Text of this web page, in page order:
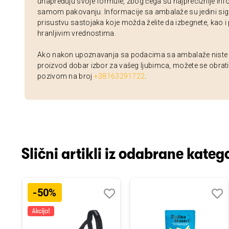
samom pakovanju. Informacije sa ambalaže su jedini
prisustvu sastojaka koje možda želite da izbegnete, kao
hranljivim vrednostima.
Ako nakon upoznavanja sa podacima sa ambalaže niste
proizvod dobar izbor za vašeg ljubimca, možete se
pozivom na broj +38163291722
Slični artikli iz odabrane
-50%